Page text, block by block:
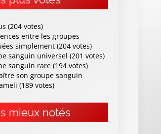
(204 votes)
entre les groupes
simplement (204 votes)
sanguin universel (201 votes)
sanguin rare (194 votes)
son groupe sanguin
(189 votes)
mieux notés